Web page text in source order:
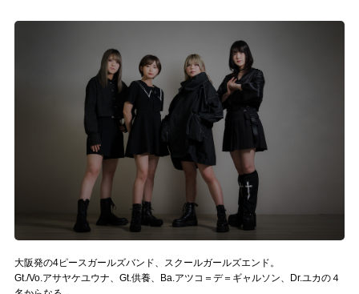
muevoクラウドファンディング
muevoコミュニティ
ぶいクラ！by muevo
ぶいコミュ！by muevo
ぶいマガ！ by muevo
Follow us
大阪発の4ピースガールズバンド、スクールガールズエンド。
Gt./Vo.アサヤケユウナ、Gt.供養、Ba.アツコ＝デ＝ギャルソン、Dr.ユカの４